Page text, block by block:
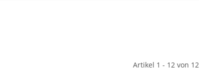
Artikel 1 - 12 von 12